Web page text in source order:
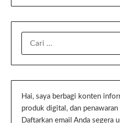
Hai, saya berbagi konten
produk digital, dan
Daftarkan email Anda segera